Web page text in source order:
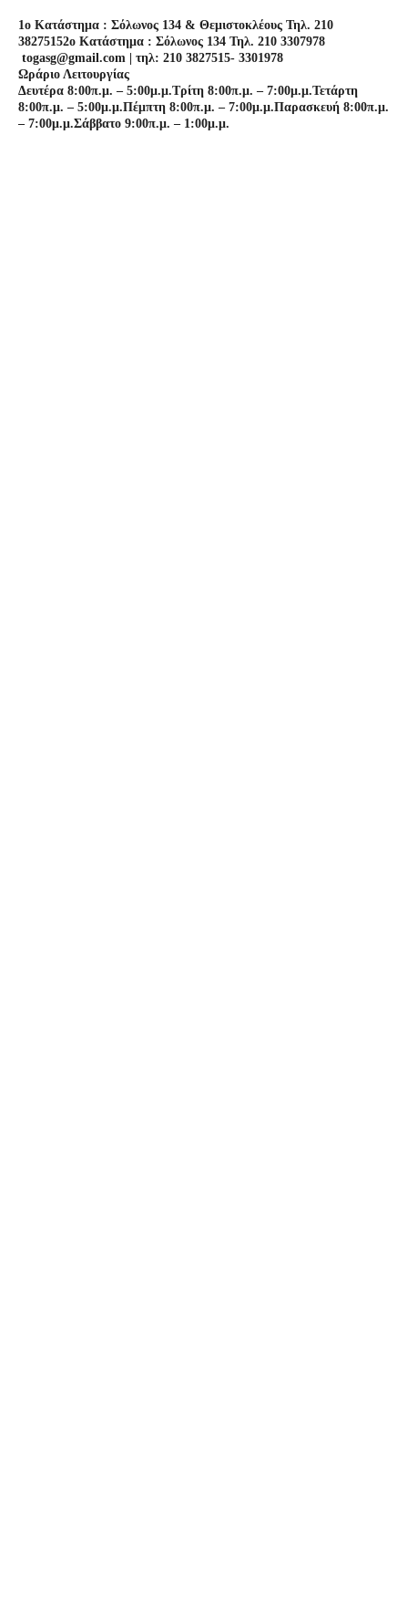
1o Κατάστημα : Σόλωνος 134 & Θεμιστοκλέους Τηλ. 210
38275152o Κατάστημα : Σόλωνος 134 Τηλ. 210 3307978
togasg@gmail.com | τηλ: 210 3827515- 3301978
Ωράριο Λειτουργίας
Δευτέρα 8:00π.μ. – 5:00μ.μ.Τρίτη 8:00π.μ. – 7:00μ.μ.Τετάρτη
8:00π.μ. – 5:00μ.μ.Πέμπτη 8:00π.μ. – 7:00μ.μ.Παρασκευή 8:00π.μ.
– 7:00μ.μ.Σάββατο 9:00π.μ. – 1:00μ.μ.